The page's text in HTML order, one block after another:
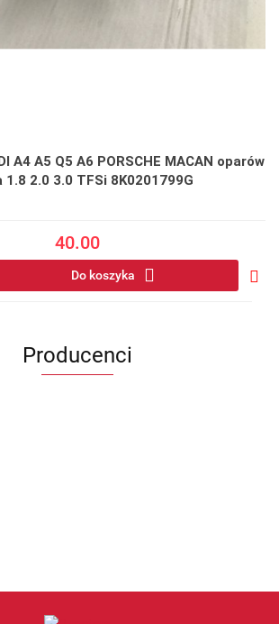
A4 A5 Q5 A6 PORSCHE MACAN oparów
1.8 2.0 3.0 TFSi 8K0201799G
40.00
Do koszyka
Producenci